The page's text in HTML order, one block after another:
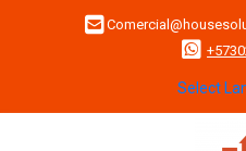
Select